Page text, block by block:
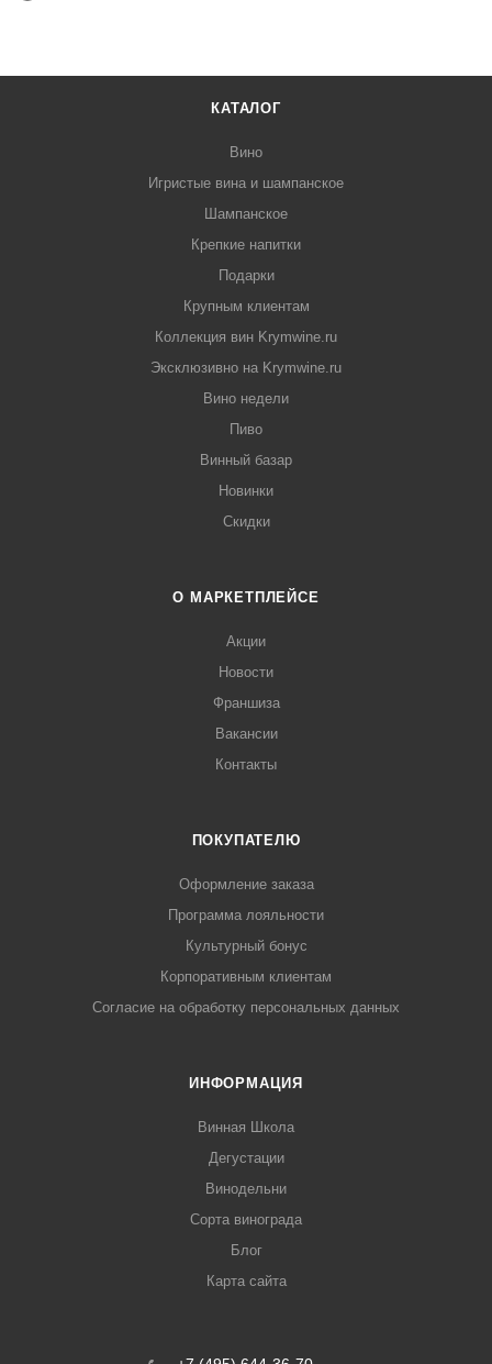
КАТАЛОГ
Вино
Игристые вина и шампанское
Шампанское
Крепкие напитки
Подарки
Крупным клиентам
Коллекция вин Krymwine.ru
Эксклюзивно на Krymwine.ru
Вино недели
Пиво
Винный базар
Новинки
Скидки
О МАРКЕТПЛЕЙСЕ
Акции
Новости
Франшиза
Вакансии
Контакты
ПОКУПАТЕЛЮ
Оформление заказа
Программа лояльности
Культурный бонус
Корпоративным клиентам
Согласие на обработку персональных данных
ИНФОРМАЦИЯ
Винная Школа
Дегустации
Винодельни
Сорта винограда
Блог
Карта сайта